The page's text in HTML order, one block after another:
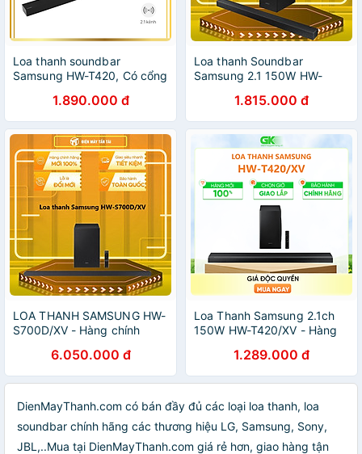
Loa thanh soundbar
Samsung HW-T420, Có cổng
remote,Bluetooth 2.0, công
suất:150W - Hàng chính
hãng
1.890.000 đ
Loa thanh Soundbar
Samsung 2.1 150W HW-
1.815.000 đ
LOA THANH SAMSUNG HW-
S700D/XV - Hàng chính
6.050.000 đ
Loa Thanh Samsung 2.1ch
150W HW-T420/XV - Hàng
1.289.000 đ
DienMayThanh.com có bán đầy đủ các loại loa thanh, loa
soundbar chính hãng các thương hiệu LG, Samsung, Sony,
JBL,..Mua tại DienMayThanh.com giá rẻ hơn, giao hàng tận